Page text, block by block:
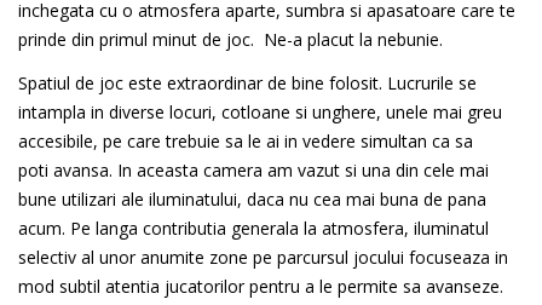
inchegata cu o atmosfera aparte, sumbra si apasatoare care te
prinde din primul minut de joc. Ne-a placut la nebunie.
Spatiul de joc este extraordinar de bine folosit. Lucrurile se
intampla in diverse locuri, cotloane si unghere, unele mai greu
accesibile, pe care trebuie sa le ai in vedere simultan ca sa
poti avansa. In aceasta camera am vazut si una din cele mai
bune utilizari ale iluminatului, daca nu cea mai buna de pana
acum. Pe langa contributia generala la atmosfera, iluminatul
selectiv al unor anumite zone pe parcursul jocului focuseaza in
mod subtil atentia jucatorilor pentru a le permite sa avanseze.